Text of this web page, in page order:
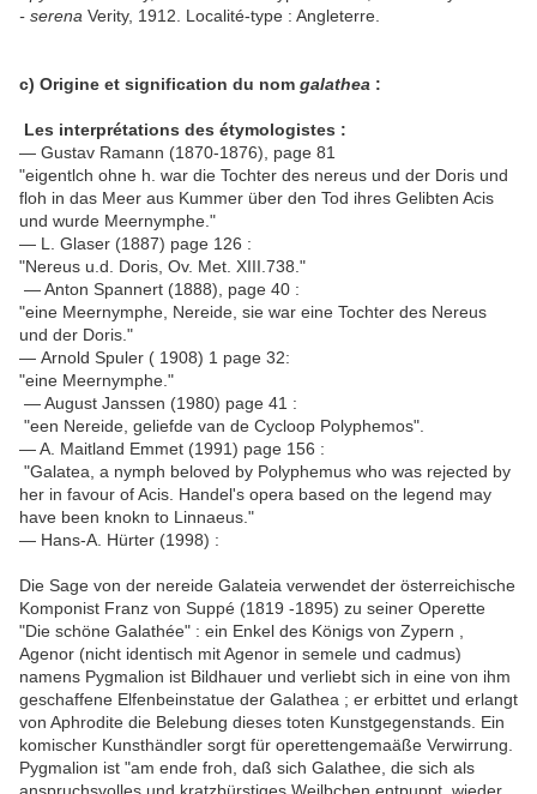
- serena Verity, 1912. Localité-type : Angleterre.
c) Origine et signification du nom galathea :
Les interprétations des étymologistes :
— Gustav Ramann (1870-1876), page 81
"eigentlch ohne h. war die Tochter des nereus und der Doris und
floh in das Meer aus Kummer über den Tod ihres Gelibten Acis
und wurde Meernymphe."
— L. Glaser (1887) page 126 :
"Nereus u.d. Doris, Ov. Met. XIII.738."
— Anton Spannert (1888), page 40 :
"eine Meernymphe, Nereide, sie war eine Tochter des Nereus
und der Doris."
— Arnold Spuler ( 1908) 1 page 32:
"eine Meernymphe."
— August Janssen (1980) page 41 :
"een Nereide, geliefde van de Cycloop Polyphemos".
— A. Maitland Emmet (1991) page 156 :
"Galatea, a nymph beloved by Polyphemus who was rejected by
her in favour of Acis. Handel's opera based on the legend may
have been knokn to Linnaeus."
— Hans-A. Hürter (1998) :
Die Sage von der nereide Galateia verwendet der österreichische
Komponist Franz von Suppé (1819 -1895) zu seiner Operette
"Die schöne Galathée" : ein Enkel des Königs von Zypern ,
Agenor (nicht identisch mit Agenor in semele und cadmus)
namens Pygmalion ist Bildhauer und verliebt sich in eine von ihm
geschaffene Elfenbeinstatue der Galathea ; er erbittet und erlangt
von Aphrodite die Belebung dieses toten Kunstgegenstands. Ein
komischer Kunsthändler sorgt für operettengemaäße Verwirrung.
Pygmalion ist "am ende froh, daß sich Galathee, die sich als